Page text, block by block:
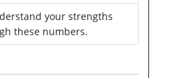
your strengths
these numbers.